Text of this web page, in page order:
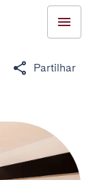
Partilhar